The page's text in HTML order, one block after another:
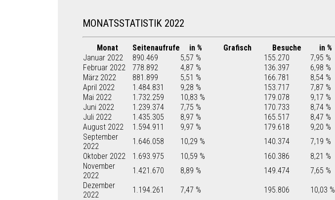
MONATSSTATISTIK 2022
Monat Seitenaufrufe in % Grafisch Besuche in %
Januar 2022
890.469 5,57 % 155.270
7,95 %
Februar 2022
778.892 4,87 % 136.397
6,98 %
März 2022
881.899 5,51 % 166.781
8,54 %
April 2022
1.484.831 9,28 % 153.717
7,87 %
Mai 2022
1.732.259 10,83 % 179.078
9,17 %
Juni 2022
1.239.374 7,75 % 170.733
8,74 %
Juli 2022
1.435.305 8,97 % 165.517
8,47 %
August 2022
1.594.911 9,97 % 179.618
9,20 %
September
2022
1.646.058 10,29 % 140.374
7,19 %
Oktober 2022
1.693.975 10,59 % 160.386
8,21 %
November
2022
1.421.670 8,89 % 149.474
7,65 %
Dezember
2022
1.194.261 7,47 % 195.806 10,03 %